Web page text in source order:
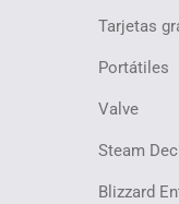
Tarjetas
Portátiles
Valve
Steam
Blizzard